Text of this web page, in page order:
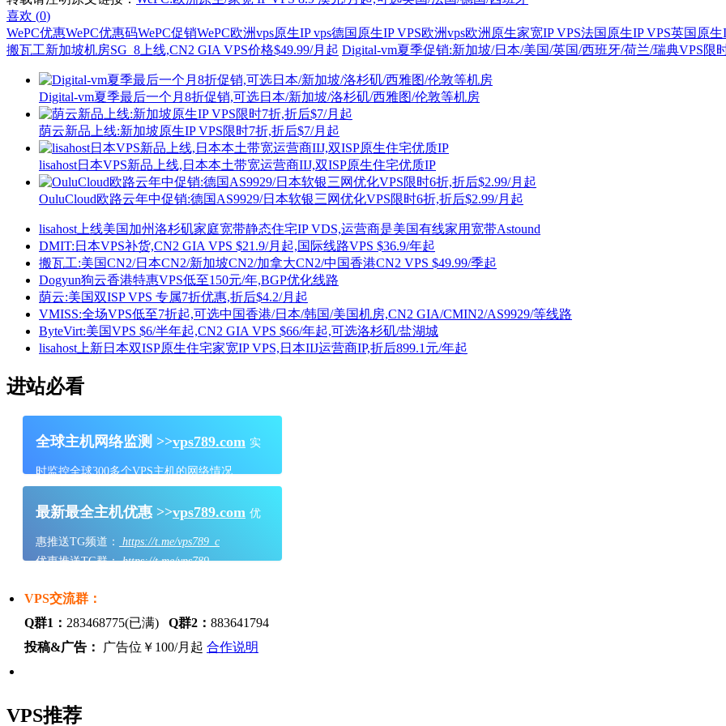
喜欢 (0)
WePC优惠WePC优惠码WePC促销WePC欧洲vps原生IP vps德国原生IP VPS欧洲vps欧洲原生家宽IP VPS法国原生IP VPS英国原生
搬瓦工新加坡机房SG_8上线,CN2 GIA VPS价格$49.99/月起 Digital-vm夏季促销:新加坡/日本/美国/英国/西班牙/荷兰/瑞典VPS限
Digital-vm夏季最后一个月8折促销,可选日本/新加坡/洛杉矶/西雅图/伦敦等机房
荫云新品上线:新加坡原生IP VPS限时7折,折后$7/月起
lisahost日本VPS新品上线,日本本土带宽运营商IIJ,双ISP原生住宅优质IP
OuluCloud欧路云年中促销:德国AS9929/日本软银三网优化VPS限时6折,折后$2.99/月起
lisahost上线美国加州洛杉矶家庭宽带静态住宅IP VDS,运营商是美国有线家用宽带Astound
DMIT:日本VPS补货,CN2 GIA VPS $21.9/月起,国际线路VPS $36.9/年起
搬瓦工:美国CN2/日本CN2/新加坡CN2/加拿大CN2/中国香港CN2 VPS $49.99/季起
Dogyun狗云香港特惠VPS低至150元/年,BGP优化线路
荫云:美国双ISP VPS 专属7折优惠,折后$4.2/月起
VMISS:全场VPS低至7折起,可选中国香港/日本/韩国/美国机房,CN2 GIA/CMIN2/AS9929/等线路
ByteVirt:美国VPS $6/半年起,CN2 GIA VPS $66/年起,可选洛杉矶/盐湖城
lisahost上新日本双ISP原生住宅家宽IP VPS,日本IIJ运营商IP,折后899.1元/年起
进站必看
全球主机网络监测 >>vps789.com 实
时监控全球300多个VPS主机的网络情况
最新最全主机优惠 >>vps789.com 优
惠推送TG频道：
https://t.me/vps789_c
优惠推送TG群：https://t.me/vps789
VPS交流群：
Q群1： 283468775(已满) Q群2： 883641794
投稿&广告：
广告位￥100/月起 合作说明
VPS推荐